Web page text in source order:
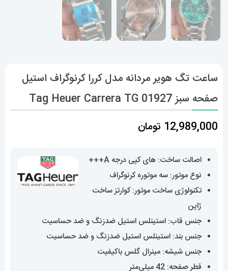
ساعت تگ هویر مردانه مدل کررا کرنوگراف استیل
صفحه سبز Tag Heuer Carrera TG 01927
12,989,000 تومان
اصالت ساخت: های کپی درجه A+++
نوع موتور: سه موتوره کرنوگراف
تکنولوژی ساخت موتور: کوارتز ساخت
ژاپن
جنس قاب: استینلس استیل ضدزنگ و ضد حساسیت
جنس بند: استینلس استیل ضدزنگ و ضد حساسیت
جنس شیشه: مینرال گلس باکیفیت
قطر صفحه: 42 میلی‌متر